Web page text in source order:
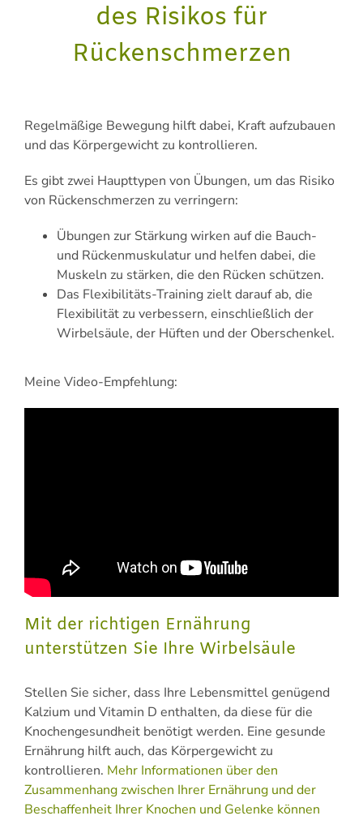
des Risikos für
Rückenschmerzen
Regelmäßige Bewegung hilft dabei, Kraft aufzubauen
und das Körpergewicht zu kontrollieren.
Es gibt zwei Haupttypen von Übungen, um das Risiko
von Rückenschmerzen zu verringern:
Übungen zur Stärkung wirken auf die Bauch-
und Rückenmuskulatur und helfen dabei, die
Muskeln zu stärken, die den Rücken schützen.
Das Flexibilitäts-Training zielt darauf ab, die
Flexibilität zu verbessern, einschließlich der
Wirbelsäule, der Hüften und der Oberschenkel.
Meine Video-Empfehlung:
Mit der richtigen Ernährung
unterstützen Sie Ihre Wirbelsäule
Stellen Sie sicher, dass Ihre Lebensmittel genügend
Kalzium und Vitamin D enthalten, da diese für die
Knochengesundheit benötigt werden. Eine gesunde
Ernährung hilft auch, das Körpergewicht zu
kontrollieren. Mehr Informationen über den
Zusammenhang zwischen Ihrer Ernährung und der
Beschaffenheit Ihrer Knochen und Gelenke können